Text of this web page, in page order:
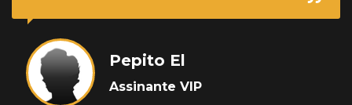
Pepito El
Assinante VIP